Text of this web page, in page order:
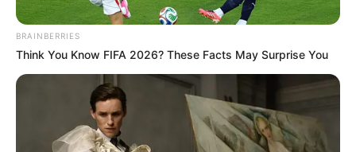
BRAINBERRIES
Think You Know FIFA 2026? These Facts May Surprise You